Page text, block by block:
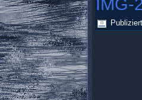
IMG-
Publiziert